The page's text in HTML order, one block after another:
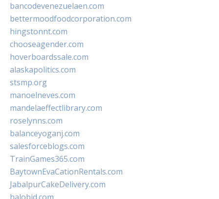
bancodevenezuelaen.com
bettermoodfoodcorporation.com
hingstonnt.com
chooseagender.com
hoverboardssale.com
alaskapolitics.com
stsmp.org
manoelneves.com
mandelaeffectlibrary.com
roselynns.com
balanceyoganj.com
salesforceblogs.com
TrainGames365.com
BaytownEvaCationRentals.com
JabalpurCakeDelivery.com